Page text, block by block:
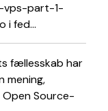
vps-part-1-
i fed...
fællesskab har
mening,
Source-